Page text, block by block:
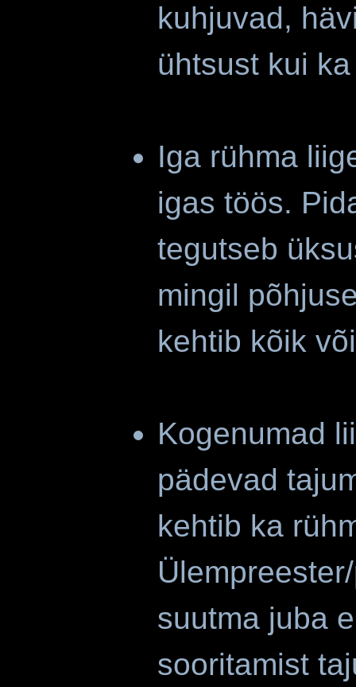
kuhjuvad,
ühtsust kui
Iga rühma
igas töös.
tegutseb
mingil
kehtib kõik
Kogenumad
pädevad
kehtib ka
suutma juba
sooritamist